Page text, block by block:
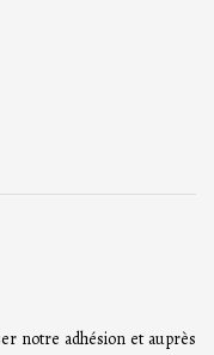
notre adhésion et auprès